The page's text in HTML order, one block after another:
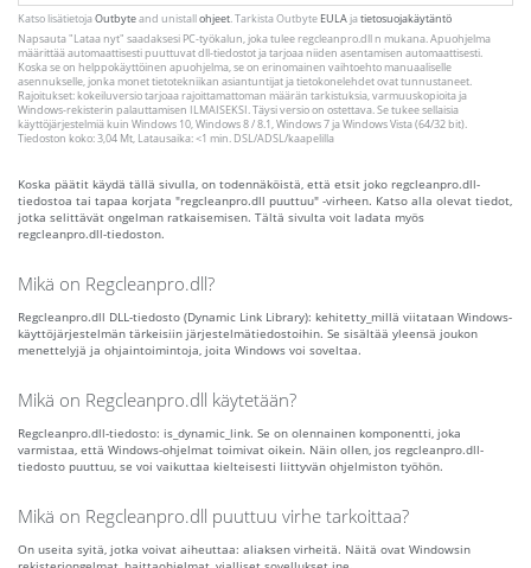
Katso lisätietojaOutbyteand unistallohjeet. Tarkista Outbyte EULAjatietosuojakäytäntö
Napsauta"Lataa nyt" saadaksesi PC-työkalun, joka tulee regcleanpro.dll n mukana. Apuohjelma
määrittää automaattisesti puuttuvat dll-tiedostot ja tarjoaa niiden asentamisen automaattisesti.
Koska se on helppokäyttöinen apuohjelma, se on erinomainen vaihtoehto manuaaliselle
asennukselle, jonka monet tietotekniikan asiantuntijat ja tietokonelehdet ovat tunnustaneet.
Rajoitukset: kokeiluversio tarjoaa rajoittamattoman määrän tarkistuksia, varmuuskopioita ja
Windows-rekisterin palauttamisen ILMAISEKSI. Täysi versio on ostettava. Se tukee sellaisia ​​
käyttöjärjestelmiä kuin Windows 10, Windows 8 / 8.1, Windows 7 ja Windows Vista (64/32 bit).
Tiedoston koko: 3,04 Mt, Latausaika: <1 min. DSL/ADSL/kaapelilla
Koska päätit käydä tällä sivulla, on todennäköistä, että etsit joko regcleanpro.dll-
tiedostoa tai tapaa korjata "regcleanpro.dll puuttuu" -virheen. Katso alla olevat tiedot,
jotka selittävät ongelman ratkaisemisen. Tältä sivulta voit ladata myös
regcleanpro.dll-tiedoston.
Mikä on Regcleanpro.dll?
Regcleanpro.dll DLL-tiedosto (Dynamic Link Library): kehitetty_millä viitataan Windows-
käyttöjärjestelmän tärkeisiin järjestelmätiedostoihin. Se sisältää yleensä joukon
menettelyjä ja ohjaintoimintoja, joita Windows voi soveltaa.
Mikä on Regcleanpro.dll käytetään?
Regcleanpro.dll-tiedosto: is_dynamic_link. Se on olennainen komponentti, joka
varmistaa, että Windows-ohjelmat toimivat oikein. Näin ollen, jos regcleanpro.dll-
tiedosto puuttuu, se voi vaikuttaa kielteisesti liittyvän ohjelmiston työhön.
Mikä on Regcleanpro.dll puuttuu virhe tarkoittaa?
On useita syitä, jotka voivat aiheuttaa: aliaksen virheitä. Näitä ovat Windowsin